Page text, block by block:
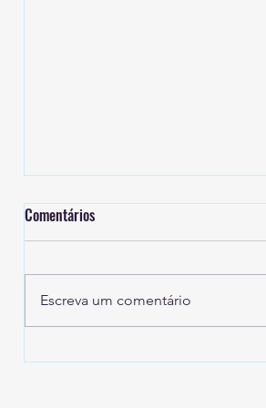
O patrocínio evoluiu. As formações
Comentários
Escreva um comentário